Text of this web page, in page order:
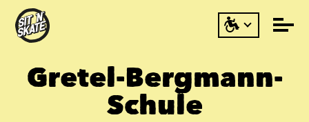
Gretel-Bergmann-
Schule